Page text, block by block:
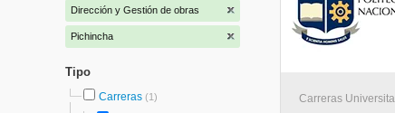
Dirección y Gestión de obras
Pichincha
Tipo
Carreras (1) Carreras